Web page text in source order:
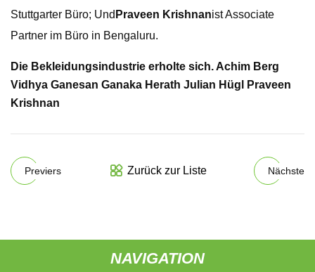
Stuttgarter Büro; Und Praveen Krishnanist Associate
Partner im Büro in Bengaluru.
Die Bekleidungsindustrie erholte sich. Achim Berg
Vidhya Ganesan Ganaka Herath Julian Hügl Praveen
Krishnan
Previers Zurück zur Liste Nächste
NAVIGATION